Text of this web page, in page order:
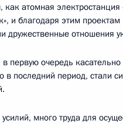
как атомная электростанция
и благодаря этим проектам
дружественные отношения
первую очередь касательно
в последний период, стали
много труда для